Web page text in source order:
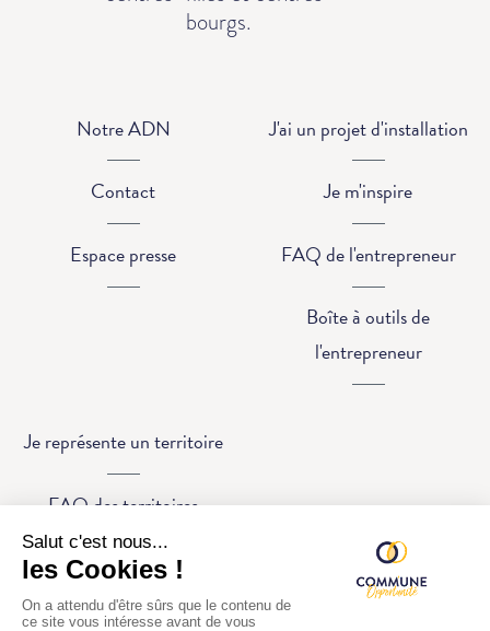
bourgs.
Notre ADN
Contact
Espace presse
J'ai un projet d'installation
Je m'inspire
FAQ de l'entrepreneur
Boîte à outils de
l'entrepreneur
Je représente un territoire
FAQ des territoires
Solutions pour les
territoires